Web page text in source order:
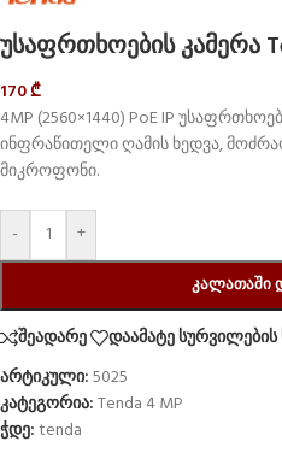
უსაფრთხოების კამერა
170₾
4MP (2560×1440) PoE IP
ინფრაწითელი ღამის ხედვა,
მიკროფონი.
- +
ᲙᲐᲚᲐᲗᲐᲨᲘ
შეადარე
დაამატე სურვილების
არტიკული:5025
კატეგორია:Tenda 4 MP
ჭდე:tenda